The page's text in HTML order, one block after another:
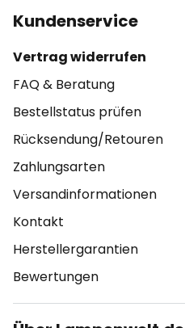
Kundenservice
Vertrag widerrufen
FAQ & Beratung
Bestellstatus prüfen
Rücksendung/Retouren
Zahlungsarten
Versandinformationen
Kontakt
Herstellergarantien
Bewertungen